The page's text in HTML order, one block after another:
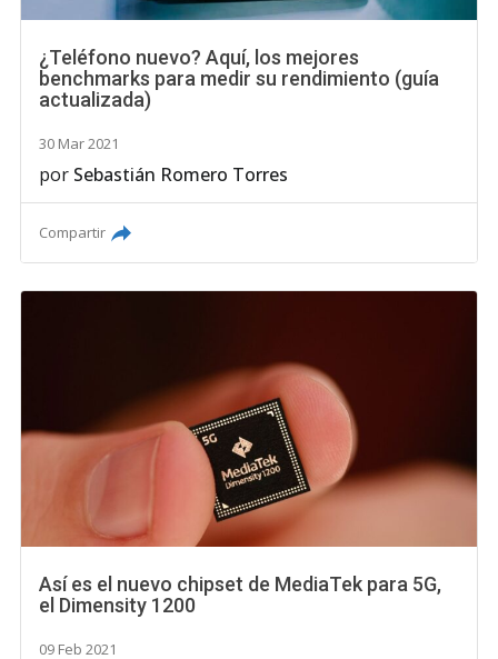
¿Teléfono nuevo? Aquí, los mejores
benchmarks para medir su rendimiento (guía
actualizada)
30 Mar 2021
por Sebastián Romero Torres
Compartir
Así es el nuevo chipset de MediaTek para 5G,
el Dimensity 1200
09 Feb 2021